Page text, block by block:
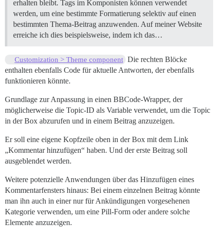
erhalten bleibt. Tags im Komponisten können verwendet
werden, um eine bestimmte Formatierung selektiv auf einen
bestimmten Thema-Beitrag anzuwenden. Auf meiner Website
erreiche ich dies beispielsweise, indem ich das…
Customization > Theme component Die rechten Blöcke
enthalten ebenfalls Code für aktuelle Antworten, der ebenfalls
funktionieren könnte.
Grundlage zur Anpassung in einen BBCode-Wrapper, der
möglicherweise die Topic-ID als Variable verwendet, um die Topic
in der Box abzurufen und in einem Beitrag anzuzeigen.
Er soll eine eigene Kopfzeile oben in der Box mit dem Link
„Kommentar hinzufügen“ haben. Und der erste Beitrag soll
ausgeblendet werden.
Weitere potenzielle Anwendungen über das Hinzufügen eines
Kommentarfensters hinaus: Bei einem einzelnen Beitrag könnte
man ihn auch in einer nur für Ankündigungen vorgesehenen
Kategorie verwenden, um eine Pill-Form oder andere solche
Elemente anzuzeigen.